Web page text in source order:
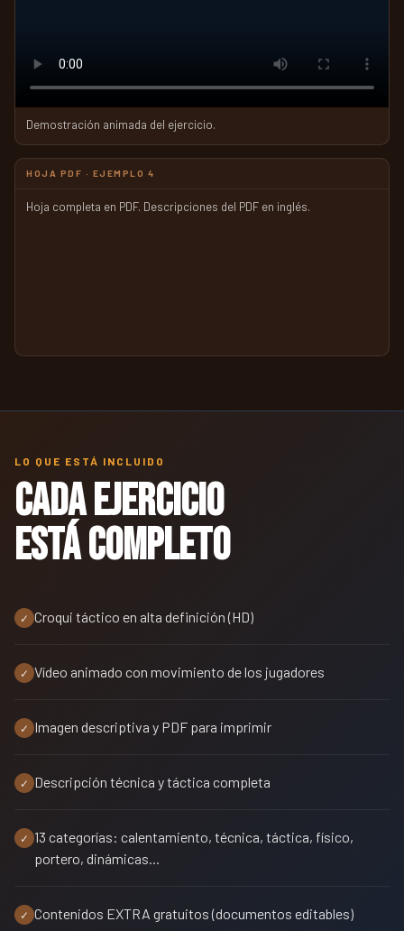
Demostración animada del ejercicio.
HOJA PDF · EJEMPLO 4
Hoja completa en PDF. Descripciones del PDF en inglés.
LO QUE ESTÁ INCLUIDO
Cada ejercicio
está completo
✓ Croqui táctico en alta definición (HD)
✓ Vídeo animado con movimiento de los jugadores
✓ Imagen descriptiva y PDF para imprimir
✓ Descripción técnica y táctica completa
✓ 13 categorías: calentamiento, técnica, táctica, físico,
portero, dinámicas...
✓ Contenidos EXTRA gratuitos (documentos editables)